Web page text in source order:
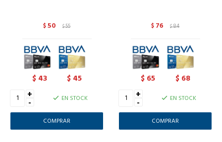
$50 $55
$ 43 $ 45
+
- EN STOCK
$ 76 $84
$ 65 $ 68
+
- EN STOCK